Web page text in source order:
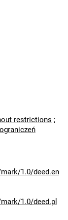
restrictions ;
1.0/deed.en
1.0/deed.pl